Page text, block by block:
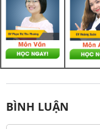
BÌNH LUẬN